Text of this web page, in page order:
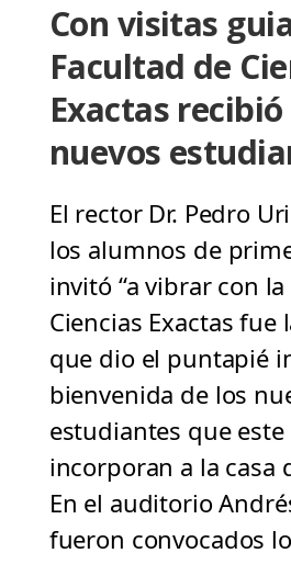
Con visitas
Facultad de
Exactas recibió
nuevos
El rector Dr. Pedro
los alumnos de
invitó “a vibrar con
Ciencias Exactas fue
que dio el puntapié
bienvenida de los
estudiantes que este
incorporan a la casa
En el auditorio
fueron convocados